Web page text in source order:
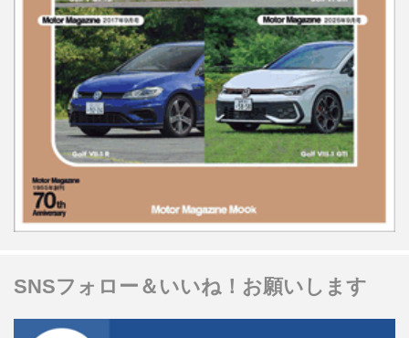
SNSフォロー＆いいね！お願いします